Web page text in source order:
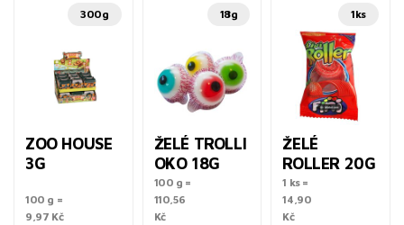
300g
ZOO HOUSE
3G
100 g =
9,97 Kč
18g
ŽELÉ TROLLI
OKO 18G
100 g =
110,56
Kč
1ks
ŽELÉ
ROLLER 20G
1 ks =
14,90
Kč